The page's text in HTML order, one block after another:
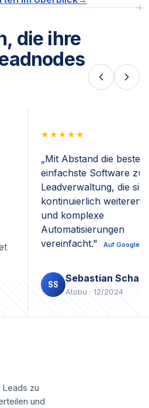
die ihre
★★★★★
„Mit Abstand die beste
einfachste Software zur
Leadverwaltung, die
kontinuierlich
und komplexe
Automatisierungen
vereinfacht."
Auf Google
SS
Sebastian
Atobu · 12/2024
zu
und